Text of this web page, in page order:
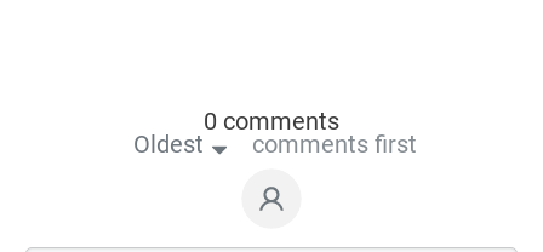
0 comments
Oldest comments first